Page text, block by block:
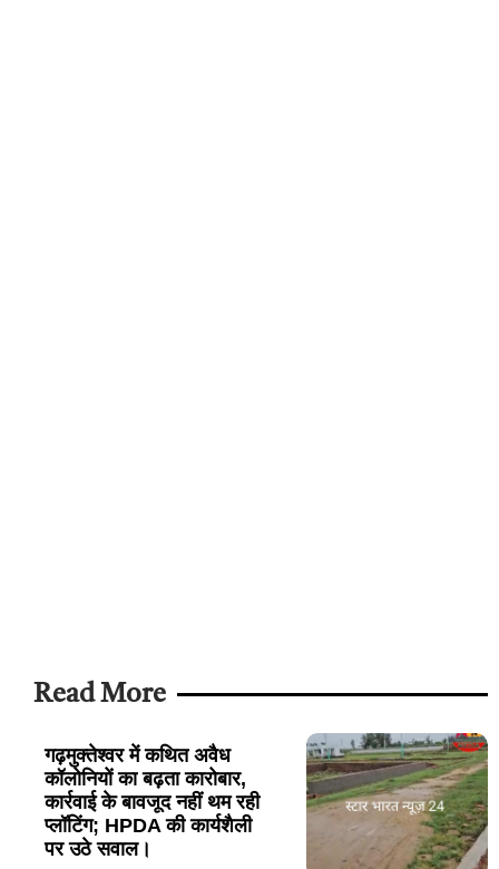
Read More
गढ़मुक्तेश्वर में कथित अवैध
कॉलोनियों का बढ़ता कारोबार,
कार्रवाई के बावजूद नहीं थम रही
प्लॉटिंग; HPDA की कार्यशैली
पर उठे सवाल।